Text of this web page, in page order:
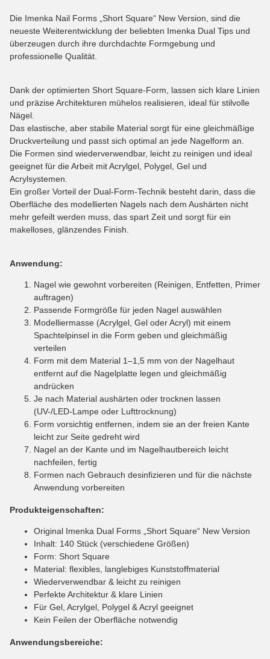
Die Imenka Nail Forms „Short Square“ New Version, sind die
neueste Weiterentwicklung der beliebten Imenka Dual Tips und
überzeugen durch ihre durchdachte Formgebung und
professionelle Qualität.
Dank der optimierten Short Square-Form, lassen sich klare Linien
und präzise Architekturen mühelos realisieren, ideal für stilvolle
Nägel.
Das elastische, aber stabile Material sorgt für eine gleichmäßige
Druckverteilung und passt sich optimal an jede Nagelform an.
Die Formen sind wiederverwendbar, leicht zu reinigen und ideal
geeignet für die Arbeit mit Acrylgel, Polygel, Gel und
Acrylsystemen.
Ein großer Vorteil der Dual-Form-Technik besteht darin, dass die
Oberfläche des modellierten Nagels nach dem Aushärten nicht
mehr gefeilt werden muss, das spart Zeit und sorgt für ein
makelloses, glänzendes Finish.
Anwendung:
Nagel wie gewohnt vorbereiten (Reinigen, Entfetten, Primer
auftragen)
Passende Formgröße für jeden Nagel auswählen
Modelliermasse (Acrylgel, Gel oder Acryl) mit einem
Spachtelpinsel in die Form geben und gleichmäßig
verteilen
Form mit dem Material 1–1,5 mm von der Nagelhaut
entfernt auf die Nagelplatte legen und gleichmäßig
andrücken
Je nach Material aushärten oder trocknen lassen
(UV-/LED-Lampe oder Lufttrocknung)
Form vorsichtig entfernen, indem sie an der freien Kante
leicht zur Seite gedreht wird
Nagel an der Kante und im Nagelhautbereich leicht
nachfeilen, fertig
Formen nach Gebrauch desinfizieren und für die nächste
Anwendung vorbereiten
Produkteigenschaften:
Original Imenka Dual Forms „Short Square“ New Version
Inhalt: 140 Stück (verschiedene Größen)
Form: Short Square
Material: flexibles, langlebiges Kunststoffmaterial
Wiederverwendbar & leicht zu reinigen
Perfekte Architektur & klare Linien
Für Gel, Acrylgel, Polygel & Acryl geeignet
Kein Feilen der Oberfläche notwendig
Anwendungsbereiche: